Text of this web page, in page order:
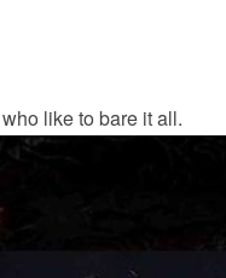
like to bare it all.